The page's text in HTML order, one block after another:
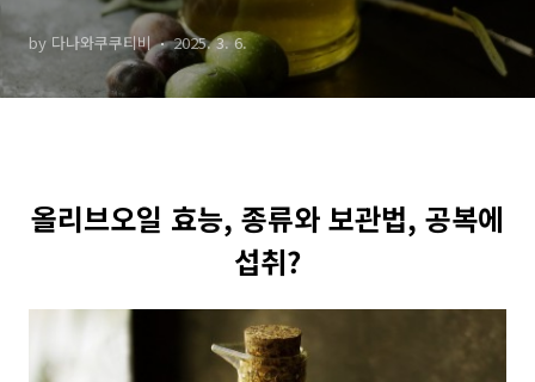
by 다나와쿠쿠티비 2025. 3. 6.
올리브오일 효능, 종류와 보관법, 공복에
섭취?